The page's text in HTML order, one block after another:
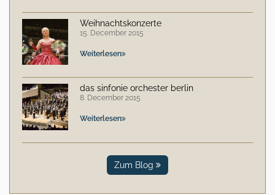
Weihnachtskonzerte
15. December 2015
Weiterlesen
das sinfonie orchester berlin
8. December 2015
Weiterlesen
Zum Blog